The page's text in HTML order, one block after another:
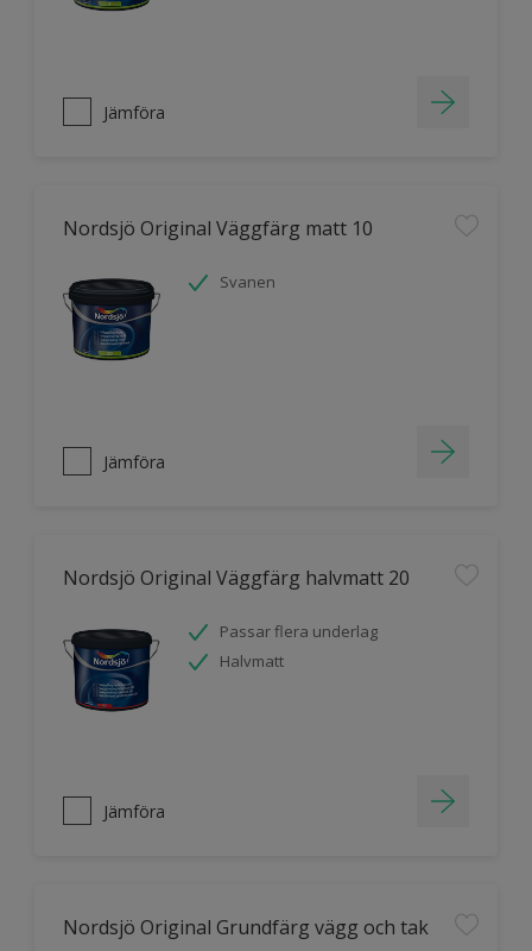
Jämföra
Nordsjö Original Väggfärg matt 10
Svanen
Jämföra
Nordsjö Original Väggfärg halvmatt 20
Passar flera underlag
Halvmatt
Jämföra
Nordsjö Original Grundfärg vägg och tak